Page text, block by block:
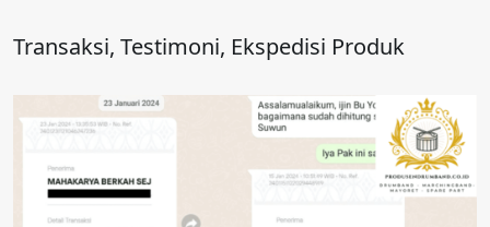
Transaksi, Testimoni, Ekspedisi Produk